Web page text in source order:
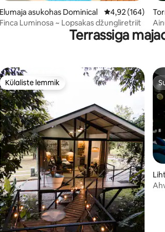
Elumaja asukohas Dominical Keskmine
4,92 (164)
Finca Luminosa ~ Lopsakas džungliretriit
o
Terrassiga
hinnang 5/5, 57 hinnangut
Külaliste lemmik
Külaliste lemmik
ad